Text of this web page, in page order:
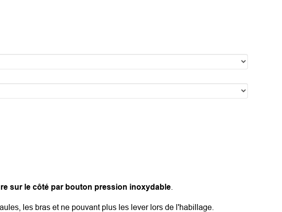
le côté par bouton pressioninoxydable.
les bras et ne pouvant plus les lever lors de l'habillage.